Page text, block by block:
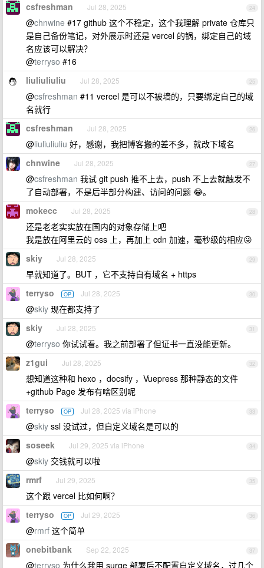
24
csfreshman Jul 28, 2025
@chnwine #17 github 这个不稳定，这个我理解 private 仓库只
是自己备份笔记，对外展示时还是 vercel 的锅，绑定自己的域
名应该可以解决？
@terryso #16
25
liuliuliuliu Jul 28, 2025
@csfreshman #11 vercel 是可以不被墙的，只要绑定自己的域
名就行
26
csfreshman Jul 28, 2025
@liuliuliuliu 好，感谢，我把博客搬的差不多，就改下域名
27
chnwine Jul 28, 2025
@csfreshman 我试 git push 推不上去，push 不上去就触发不
了自动部署，不是后半部分构建、访问的问题 😂。
28
mokecc Jul 28, 2025
还是老老实实放在国内的对象存储上吧
我是放在阿里云的 oss 上，再加上 cdn 加速，毫秒级的相应😜
29
skiy Jul 28, 2025
早就知道了。BUT ，它不支持自有域名 + https
30
terryso OP Jul 28, 2025
@skiy 现在都支持了
31
skiy Jul 28, 2025
@terryso 你试试看。我之前部署了但证书一直没能更新。
32
z1gui Jul 28, 2025
想知道这种和 hexo ，docsify ，Vuepress 那种静态的文件
+github Page 发布有啥区别呢
33
terryso OP Jul 28, 2025 via iPhone
@skiy ssl 没试过，但自定义域名是可以的
34
soseek Jul 29, 2025 via iPhone
@skiy 交钱就可以啦
35
rmrf Jul 29, 2025
这个跟 vercel 比如何啊？
36
terryso OP Jul 29, 2025
@rmrf 这个简单
37
onebitbank Sep 22, 2025
@terryso 为什么我用 surge 部署后不配置自定义域名，过几个